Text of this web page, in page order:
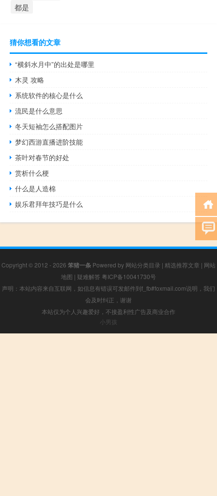
都是
猜你想看的文章
“横斜水月中”的出处是哪里
木灵 攻略
系统软件的核心是什么
流民是什么意思
冬天短袖怎么搭配图片
梦幻西游直播进阶技能
茶叶对春节的好处
赏析什么梗
什么是人造棉
娱乐君拜年技巧是什么
Copyright © 2012 - 2026 笨猪一条 Powered by 网站分类目录 | 精选推荐文章 | 网站
地图 | 疑难解答 粤ICP备10041730号
声明：本站内容来自互联网，如信息有错误可发邮件到f_fb#foxmail.com说明，我们
会及时纠正，谢谢
本站仅为个人兴趣爱好，不接盈利性广告及商业合作
小男孩